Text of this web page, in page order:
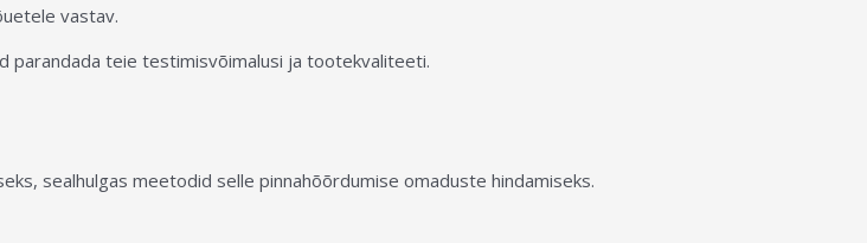
vastav.
parandada teie testimisvõimalusi ja tootekvaliteeti.
sealhulgas meetodid selle pinnahõõrdumise omaduste hindamiseks.